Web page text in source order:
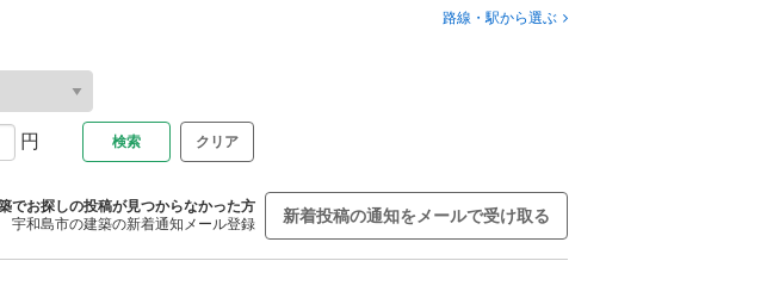
路線・駅から選ぶ
円 クリア
でお探しの投稿が見つからなかった方
宇和島市の建築の新着通知メール登録
新着投稿の通知をメールで受け取る